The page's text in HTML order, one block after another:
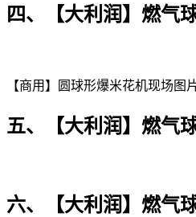
四、【大利润】燃气
【商用】圆球形爆米花机现场图
五、【大利润】燃气
六、【大利润】燃气